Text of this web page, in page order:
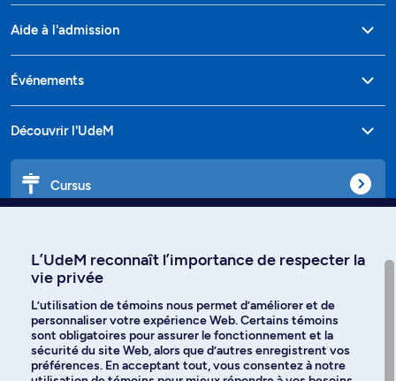
Aide à l'admission
Événements
Découvrir l'UdeM
Cursus
Langues
L’UdeM reconnaît l’importance de respecter la
vie privée
L’utilisation de témoins nous permet d’améliorer et de
personnaliser votre expérience Web. Certains témoins
sont obligatoires pour assurer le fonctionnement et la
sécurité du site Web, alors que d’autres enregistrent vos
préférences. En acceptant tout, vous consentez à notre